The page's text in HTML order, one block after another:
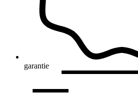
garantie